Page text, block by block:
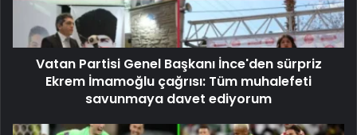
Vatan Partisi Genel Başkanı İnce'den sürpriz
Ekrem İmamoğlu çağrısı: Tüm muhalefeti
savunmaya davet ediyorum